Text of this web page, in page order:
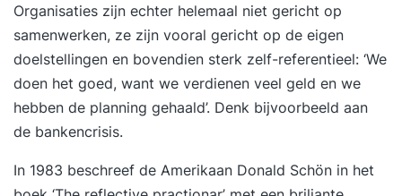
Organisaties zijn echter helemaal niet gericht op
samenwerken, ze zijn vooral gericht op de eigen
doelstellingen en bovendien sterk zelf-referentieel: ‘We
doen het goed, want we verdienen veel geld en we
hebben de planning gehaald’. Denk bijvoorbeeld aan
de bankencrisis.
In 1983 beschreef de Amerikaan Donald Schön in het